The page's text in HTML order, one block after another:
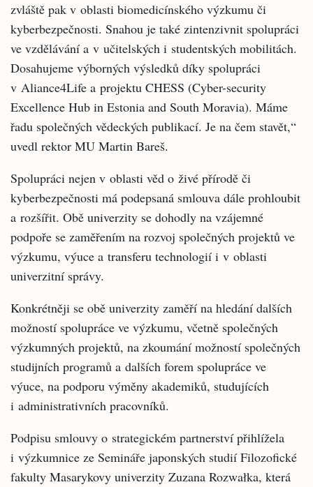
zvláště pak v oblasti biomedicínského výzkumu či
kyberbezpečnosti. Snahou je také zintenzivnit spolupráci
ve vzdělávání a v učitelských i studentských mobilitách.
Dosahujeme výborných výsledků díky spolupráci
v Aliance4Life a projektu CHESS (Cyber-security
Excellence Hub in Estonia and South Moravia). Máme
řadu společných vědeckých publikací. Je na čem stavět,“
uvedl rektor MU Martin Bareš.
Spolupráci nejen v oblasti věd o živé přírodě či
kyberbezpečnosti má podepsaná smlouva dále prohloubit
a rozšířit. Obě univerzity se dohodly na vzájemné
podpoře se zaměřením na rozvoj společných projektů ve
výzkumu, výuce a transferu technologií i v oblasti
univerzitní správy.
Konkrétněji se obě univerzity zaměří na hledání dalších
možností spolupráce ve výzkumu, včetně společných
výzkumných projektů, na zkoumání možností společných
studijních programů a dalších forem spolupráce ve
výuce, na podporu výměny akademiků, studujících
i administrativních pracovníků.
Podpisu smlouvy o strategickém partnerství přihlížela
i výzkumnice ze Semináře japonských studií Filozofické
fakulty Masarykovy univerzity Zuzana Rozwałka, která